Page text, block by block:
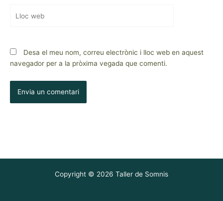
web
Desa el meu nom, correu electrònic i lloc web en aquest
navegador per a la pròxima vegada que comenti.
Copyright © 2026 Taller de Somnis